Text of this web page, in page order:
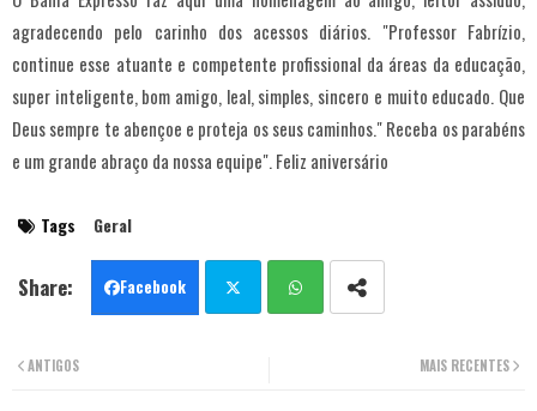
agradecendo pelo carinho dos acessos diários. "Professor Fabrízio,
continue esse atuante e competente profissional da áreas da educação,
super inteligente, bom amigo, leal, simples, sincero e muito educado. Que
Deus sempre te abençoe e proteja os seus caminhos." Receba os parabéns
e um grande abraço da nossa equipe". Feliz aniversário
Tags Geral
Facebook
MAIS RECENTES
ANTIGOS